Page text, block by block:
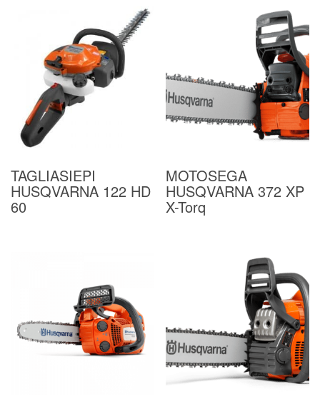
TAGLIASIEPI
HUSQVARNA 122 HD
60
MOTOSEGA
HUSQVARNA 372 XP
X-Torq